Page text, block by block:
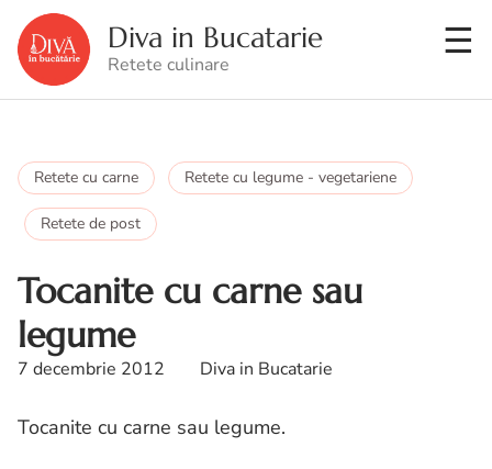
Diva in Bucatarie
Retete culinare
Retete cu carne Retete cu legume - vegetariene
Retete de post
Tocanite cu carne sau
legume
7 decembrie 2012 Diva in Bucatarie
Tocanite cu carne sau legume.